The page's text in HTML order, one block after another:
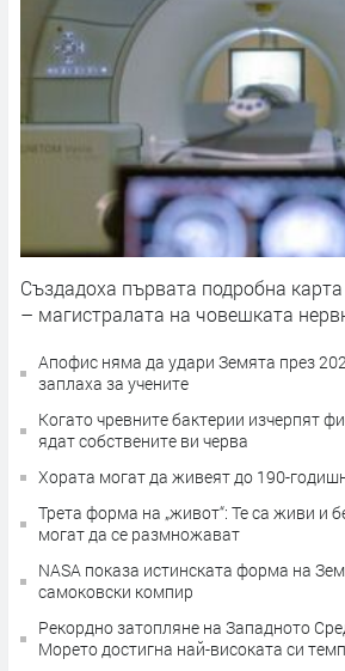
Създадоха първата подробна
– магистралата на човешката
Апофис няма да удари Земята през
заплаха за учените
Когато чревните бактерии изчерпят
ядат собствените ви черва
Хората могат да живеят до 190-
Трета форма на „живот“: Те са живи и
могат да се размножават
NASA показа истинската форма на
самоковски компир
Рекордно затопляне на Западното
Морето достигна най-високата си